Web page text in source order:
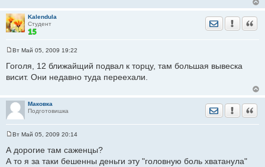
и
е
Kalendula
Студент
Отправить
о
б
н
и
е
Вт Май 05, 2009 19:22
Гоголя, 12 ближайщий подвал к торцу, там большая вывеска
висит. Они недавно туда переехали.
Маковка
Подготовишка
Отправить
о
б
Вт Май 05, 2009 20:14
А дорогие там саженцы?
А то я за таки бешенны деньги эту "головную боль хватанула"